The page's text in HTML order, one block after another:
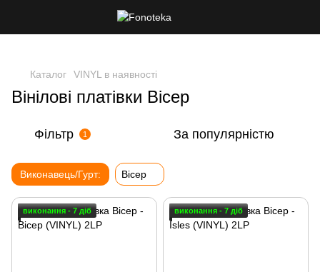
Каталог VINYL в наявності
Вінілові платівки Bicep
Фільтр 1 За популярністю
Виконавець/Гурт: Bicep
виконання - 7 діб виконання - 7 діб